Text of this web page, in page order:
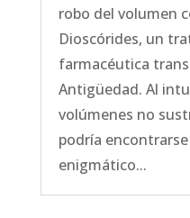
robo del volumen
Dioscórides, un
farmacéutica
Antigüedad. Al
volúmenes no
podría
enigmático...